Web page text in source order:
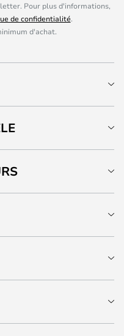
Pour plus d'informations,
de confidentialité.
d'achat.